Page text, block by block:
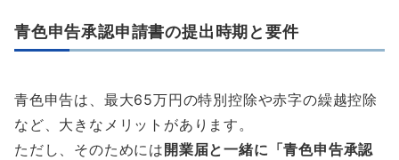
青色申告承認申請書の提出時期と要件
青色申告は、最大65万円の特別控除や赤字の繰越控除
など、大きなメリットがあります。
ただし、そのためには 開業届と一緒に「青色申告承認